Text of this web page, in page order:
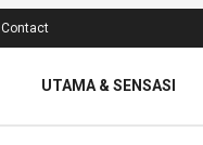
Contact
UTAMA & SENSASI